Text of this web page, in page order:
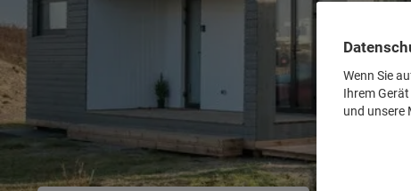
Wenn Sie
Ihrem
und unsere